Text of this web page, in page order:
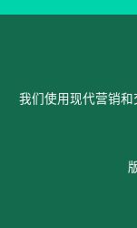
我们使用现代营销